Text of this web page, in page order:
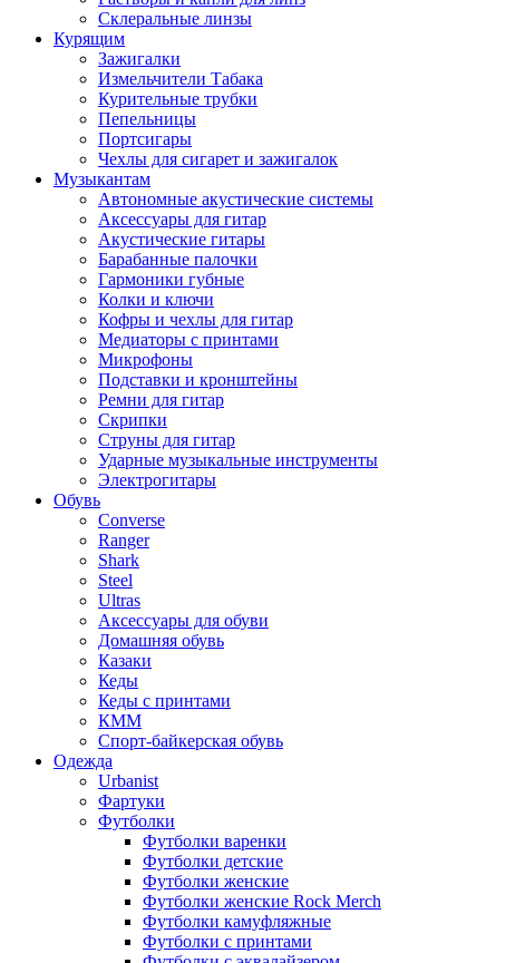
Склеральные линзы
Курящим
Зажигалки
Измельчители Табака
Курительные трубки
Пепельницы
Портсигары
Чехлы для сигарет и зажигалок
Музыкантам
Автономные акустические системы
Аксессуары для гитар
Акустические гитары
Барабанные палочки
Гармоники губные
Колки и ключи
Кофры и чехлы для гитар
Медиаторы с принтами
Микрофоны
Подставки и кронштейны
Ремни для гитар
Скрипки
Струны для гитар
Ударные музыкальные инструменты
Электрогитары
Обувь
Converse
Ranger
Shark
Steel
Ultras
Аксессуары для обуви
Домашняя обувь
Казаки
Кеды
Кеды с принтами
КММ
Спорт-байкерская обувь
Одежда
Urbanist
Фартуки
Футболки
Футболки варенки
Футболки детские
Футболки женские
Футболки женские Rock Merch
Футболки камуфляжные
Футболки с принтами